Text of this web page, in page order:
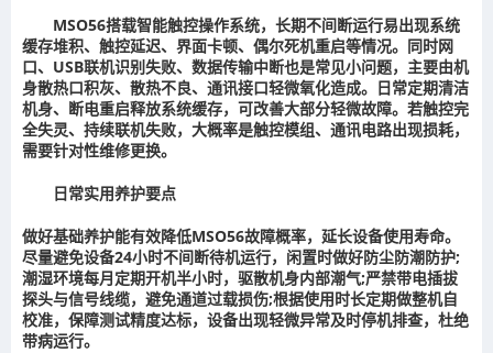
MSO56搭载智能触控操作系统，长期不间断运行易出现系统
缓存堆积、触控延迟、界面卡顿、偶尔死机重启等情况。同时网
口、USB联机识别失败、数据传输中断也是常见小问题，主要由机
身散热口积灰、散热不良、通讯接口轻微氧化造成。日常定期清洁
机身、断电重启释放系统缓存，可改善大部分轻微故障。若触控完
全失灵、持续联机失败，大概率是触控模组、通讯电路出现损耗，
需要针对性维修更换。
日常实用养护要点
做好基础养护能有效降低MSO56故障概率，延长设备使用寿命。
尽量避免设备24小时不间断待机运行，闲置时做好防尘防潮防护;
潮湿环境每月定期开机半小时，驱散机身内部潮气;严禁带电插拔
探头与信号线缆，避免通道过载损伤;根据使用时长定期做整机自
校准，保障测试精度达标，设备出现轻微异常及时停机排查，杜绝
带病运行。